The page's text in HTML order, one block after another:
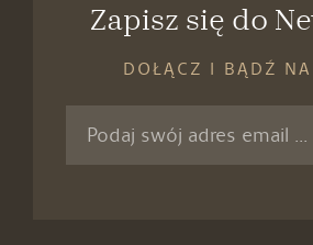
Zapisz się do
DOŁĄCZ I BĄDŹ